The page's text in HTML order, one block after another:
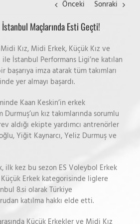
Önceki Sonraki
İstanbul Maçlarında Esti Geçti!
Kız, Midi Erkek, Küçük Kız ve
ile İstanbul Performans Ligi’ne katılan
başarıya imza atarak tüm takımları
yer almayı başardı.
Kaan Keskin’in erkek
kız takımlarında sorumlu
aldığı ekipte yardımcı antrenörler
Yiğit Kaynarcı, Yeliz Durmuş ve
ilk kez bu sezon ES Voleybol Erkek
Küçük Erkek kategorisinde liglere
8.si olarak Türkiye
katılma hakkı elde etti.